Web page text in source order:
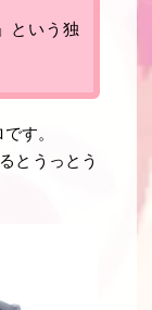
」という独
す。
とうっとう